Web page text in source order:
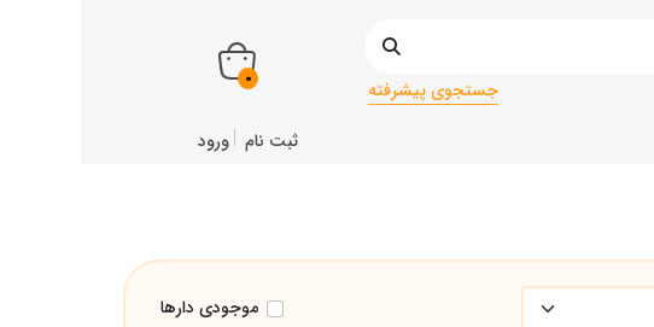
جستجوی پیشرفته 0
ثبت نام ورود
موجودی دارها